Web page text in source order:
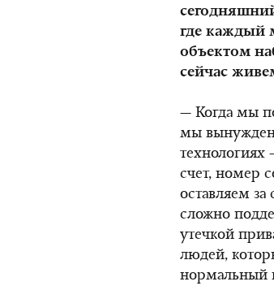
где каждый
объектом
сейчас
— Когда мы
мы
технологиях
счет, номер
оставляем
сложно
утечкой
людей,
нормальный